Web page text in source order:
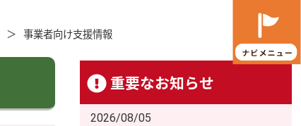
事業者向け支援情報
重要なお知らせ
2026/08/05